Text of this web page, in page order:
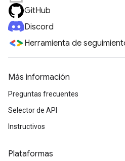
GitHub
Discord
Herramienta de
Más información
Preguntas frecuentes
Selector de API
Instructivos
Plataformas